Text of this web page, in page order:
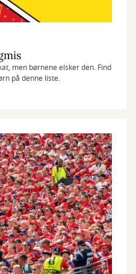
men børnene elsker den. Find
på denne liste.